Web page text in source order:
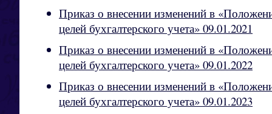
Приказ о внесении изменений в
целей бухгалтерского учета» 09.01.2021
Приказ о внесении изменений в
целей бухгалтерского учета» 09.01.2022
Приказ о внесении изменений в
целей бухгалтерского учета» 09.01.2023